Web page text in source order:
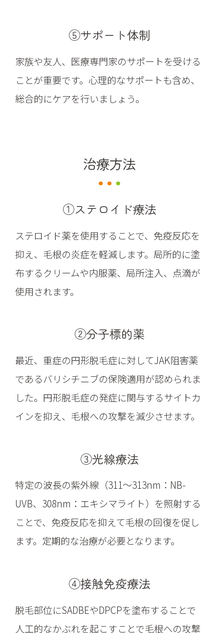
⑤サポート体制
家族や友人、医療専門家のサポートを受ける
ことが重要です。心理的なサポートも含め、
総合的にケアを行いましょう。
治療方法
①ステロイド療法
ステロイド薬を使用することで、免疫反応を
抑え、毛根の炎症を軽減します。局所的に塗
布するクリームや内服薬、局所注入、点滴が
使用されます。
②分子標的薬
最近、重症の円形脱毛症に対してJAK阻害薬
であるバリシチニブの保険適用が認められま
した。円形脱毛症の発症に関与するサイトカ
インを抑え、毛根への攻撃を減少させます。
③光線療法
特定の波長の紫外線（311～313nm：NB-
UVB、308nm：エキシマライト）を照射する
ことで、免疫反応を抑えて毛根の回復を促し
ます。定期的な治療が必要となります。
④接触免疫療法
脱毛部位にSADBEやDPCPを塗布することで
人工的なかぶれを起こすことで毛根への攻撃